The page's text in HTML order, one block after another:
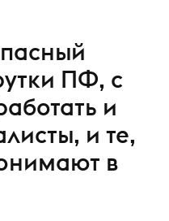
ПФ, с
и
и те,
в